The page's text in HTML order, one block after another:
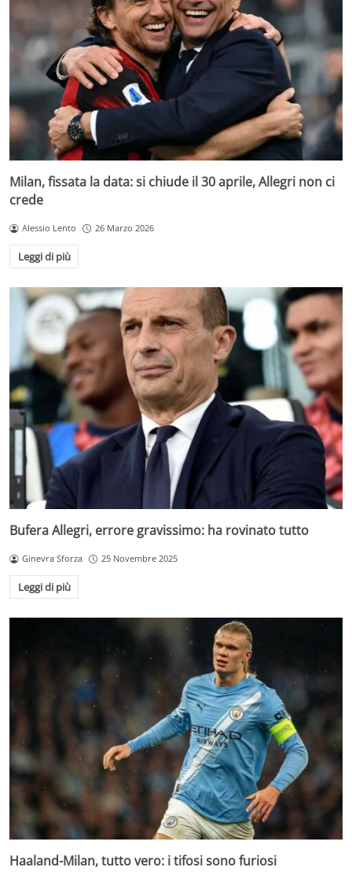
Milan, fissata la data: si chiude il 30 aprile, Allegri non ci
crede
Alessio Lento 26 Marzo 2026
Leggi di più
Bufera Allegri, errore gravissimo: ha rovinato tutto
Ginevra Sforza 25 Novembre 2025
Leggi di più
Haaland-Milan, tutto vero: i tifosi sono furiosi